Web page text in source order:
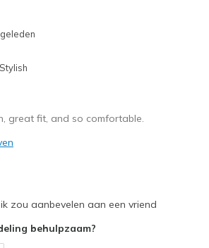
Stylish
great fit, and so comfortable.
ik zou aanbevelen aan een vriend
behulpzaam?